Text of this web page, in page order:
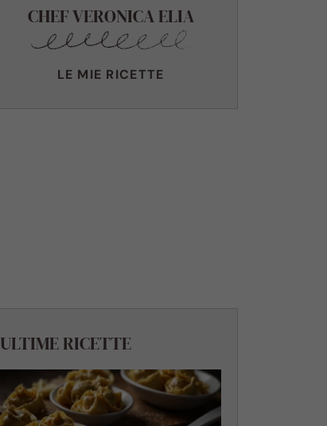
CHEF VERONICA ELIA
LE MIE RICETTE
ULTIME RICETTE